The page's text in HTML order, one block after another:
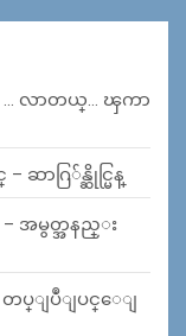
… လာတယ္… ၾကာ
ဆာဂြ်န္ဆိုင္မြန္
– အမွတ္အနည္း
တပ္ျပဳျပင္ေျ